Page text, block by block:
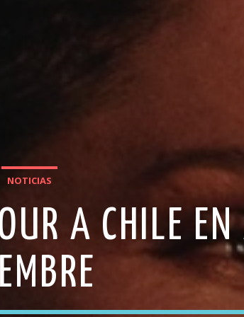
NOTICIAS
A CHILE